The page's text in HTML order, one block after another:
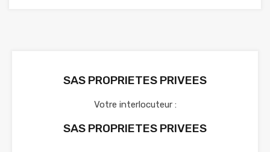
SAS PROPRIETES PRIVEES
Votre interlocuteur :
SAS PROPRIETES PRIVEES